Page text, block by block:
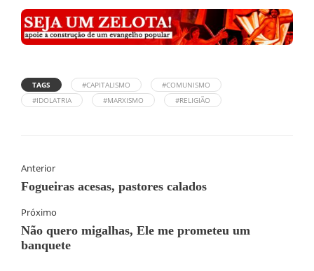
TAGS #CAPITALISMO
#COMUNISMO
#IDOLATRIA
#MARXISMO #RELIGIÃO
Anterior
Fogueiras acesas, pastores calados
Próximo
Não quero migalhas, Ele me prometeu um
banquete